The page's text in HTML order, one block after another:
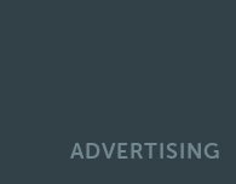
ADVERTISING